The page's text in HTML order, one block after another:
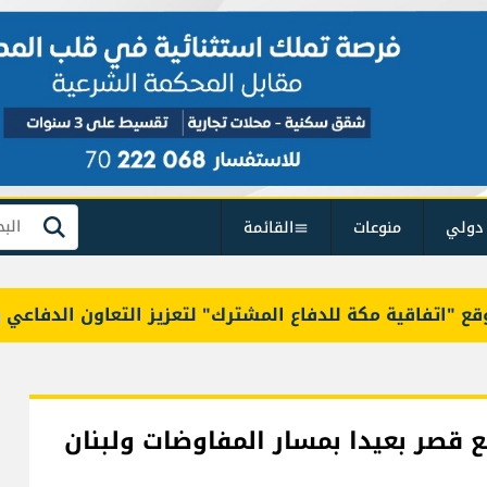
منوعات القائمة بحث
مكة للدفاع المشترك" لتعزيز التعاون الدفاعي
بعيدا بمسار المفاوضات ولبنان